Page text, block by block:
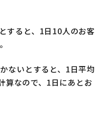
すると、1日10人のお客
ないとすると、1日平均
算なので、1日にあとお